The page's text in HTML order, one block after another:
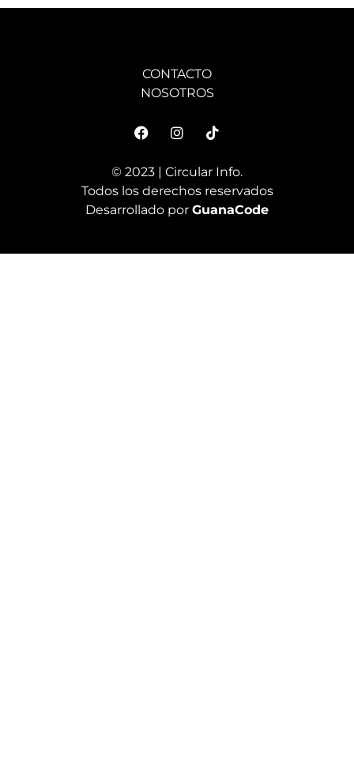
CONTACTO
NOSOTROS
© 2023 | Circular Info.
Todos los derechos reservados
Desarrollado por GuanaCode